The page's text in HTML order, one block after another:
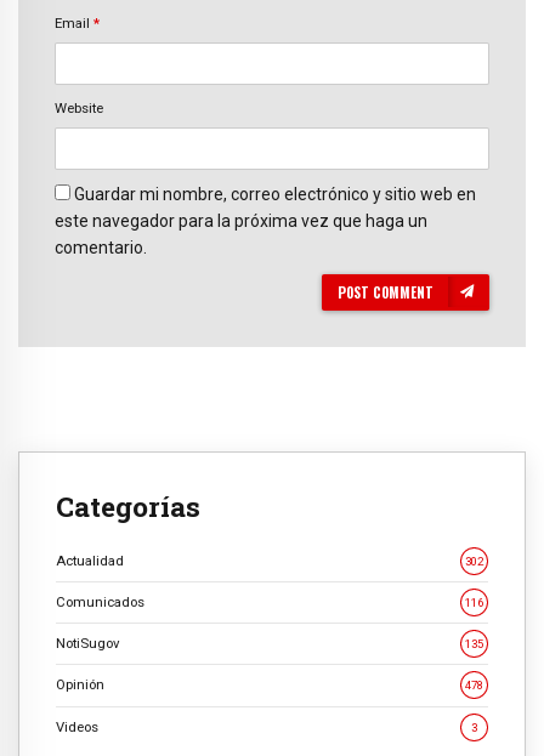
Email *
Website
Guardar mi nombre, correo electrónico y sitio web en
este navegador para la próxima vez que haga un
comentario.
POST COMMENT
Categorías
Actualidad 302
Comunicados 116
NotiSugov 135
Opinión 478
Videos 3